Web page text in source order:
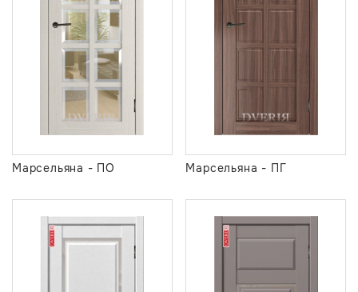
Марсельяна - ПО Марсельяна - ПГ